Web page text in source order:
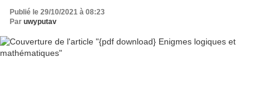
Publié le 29/10/2021 à 08:23
Par uwyputav